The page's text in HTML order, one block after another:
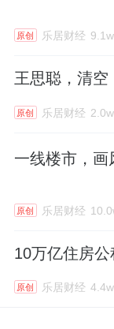
原创 乐居财经
王思聪，清空
原创 乐居财经
一线楼市，画
原创 乐居财经
10万亿住房
原创 乐居财经